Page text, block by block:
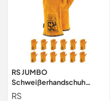
RS JUMBO
Schweißerhandschuh
Montage-Handschuhe aus
RS